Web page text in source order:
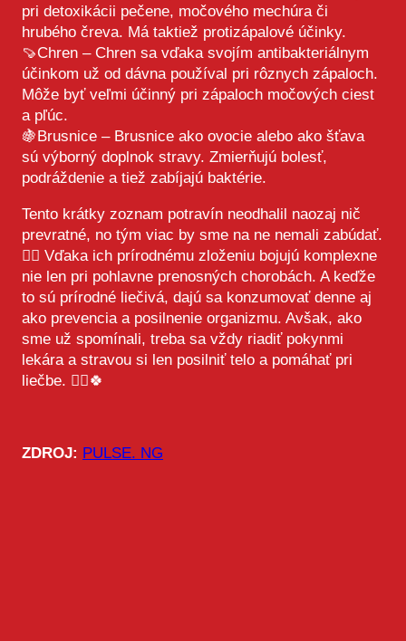
pri detoxikácii pečene, močového mechúra či
hrubého čreva. Má taktiež protizápalové účinky.
🍠Chren – Chren sa vďaka svojím antibakteriálnym
účinkom už od dávna používal pri rôznych zápaloch.
Môže byť veľmi účinný pri zápaloch močových ciest
a pľúc.
🍇Brusnice – Brusnice ako ovocie alebo ako šťava
sú výborný doplnok stravy. Zmierňujú bolesť,
podráždenie a tiež zabíjajú baktérie.
Tento krátky zoznam potravín neodhalil naozaj nič
prevratné, no tým viac by sme na ne nemali zabúdať.
👍🏻 Vďaka ich prírodnému zloženiu bojujú komplexne
nie len pri pohlavne prenosných chorobách. A keďže
to sú prírodné liečivá, dajú sa konzumovať denne aj
ako prevencia a posilnenie organizmu. Avšak, ako
sme už spomínali, treba sa vždy riadiť pokynmi
lekára a stravou si len posilniť telo a pomáhať pri
liečbe. 👨‍⚕️🍀
ZDROJ: PULSE. NG